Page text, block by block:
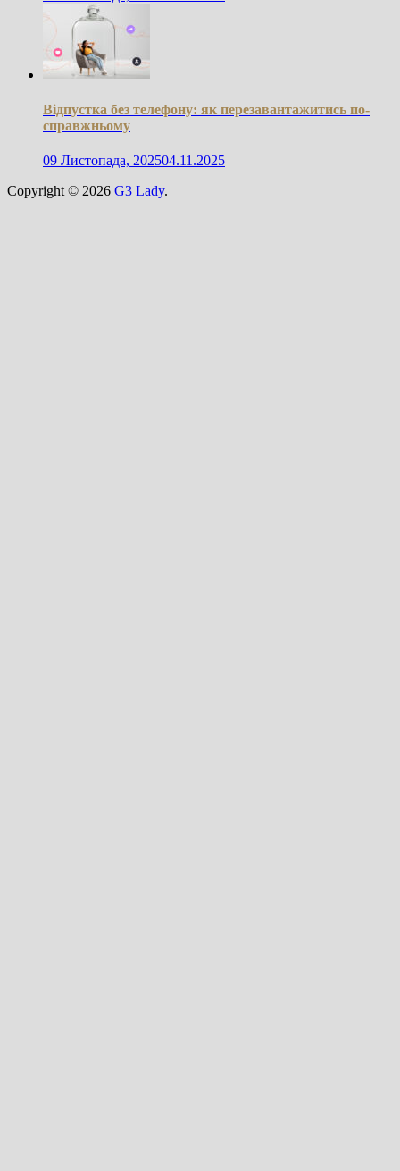
Відпустка без телефону: як перезавантажитись по-
справжньому
09 Листопада, 202504.11.2025
Copyright © 2026 G3 Lady.